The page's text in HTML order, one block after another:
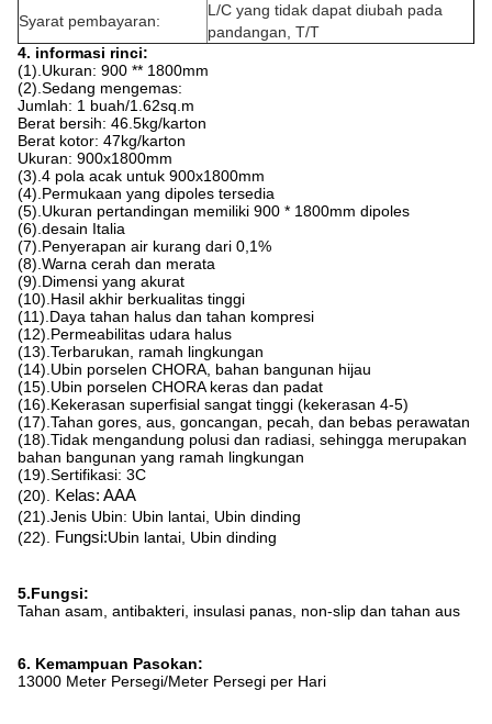
Syarat pembayaran:
L/C yang tidak dapat diubah pada
pandangan, T/T
4. informasi rinci:
(1).Ukuran: 900 ** 1800mm
(2).Sedang mengemas:
Jumlah: 1 buah/1.62sq.m
Berat bersih: 46.5kg/karton
Berat kotor: 47kg/karton
Ukuran: 900x1800mm
(3).4 pola acak untuk 900x1800mm
(4).Permukaan yang dipoles tersedia
(5).Ukuran pertandingan memiliki 900 * 1800mm dipoles
(6).desain Italia
(7).Penyerapan air kurang dari 0,1%
(8).Warna cerah dan merata
(9).Dimensi yang akurat
(10).Hasil akhir berkualitas tinggi
(11).Daya tahan halus dan tahan kompresi
(12).Permeabilitas udara halus
(13).Terbarukan, ramah lingkungan
(14).Ubin porselen CHORA, bahan bangunan hijau
(15).Ubin porselen CHORA keras dan padat
(16).Kekerasan superfisial sangat tinggi (kekerasan 4-5)
(17).Tahan gores, aus, goncangan, pecah, dan bebas perawatan
(18).Tidak mengandung polusi dan radiasi, sehingga merupakan
bahan bangunan yang ramah lingkungan
(19).Sertifikasi: 3C
(20).
Kelas: AAA
(21).Jenis Ubin: Ubin lantai, Ubin dinding
(22).
Fungsi:Ubin lantai, Ubin dinding
5.Fungsi:
Tahan asam, antibakteri, insulasi panas, non-slip dan tahan aus
6. Kemampuan Pasokan:
13000 Meter Persegi/Meter Persegi per Hari